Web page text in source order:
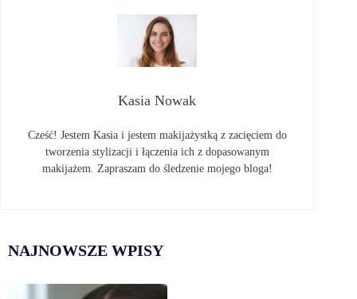
Kasia Nowak
Cześć! Jestem Kasia i jestem makijażystką z zacięciem do
tworzenia stylizacji i łączenia ich z dopasowanym
makijażem. Zapraszam do śledzenie mojego bloga!
NAJNOWSZE WPISY